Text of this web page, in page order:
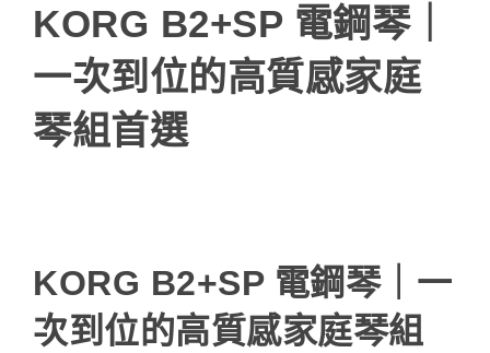
KORG B2+SP 電鋼琴｜
一次到位的高質感家庭
琴組首選
KORG B2+SP 電鋼琴｜一
次到位的高質感家庭琴組